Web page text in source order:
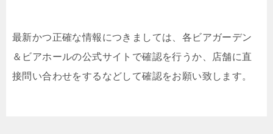
最新かつ正確な情報につきましては、各ビアガーデン
＆ビアホールの公式サイトで確認を行うか、店舗に直
接問い合わせをするなどして確認をお願い致します。